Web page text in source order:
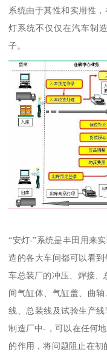
系统由于其性和实用性
灯系统不仅仅在汽车制
子。
“安灯-”系统是丰田用来
造的各大车间都可以看
车总装厂的冲压、焊接
间气缸体、气缸盖、曲
线、总装线及试验生产
制造厂中-，可以在任何
的作用，将问题阻止在初